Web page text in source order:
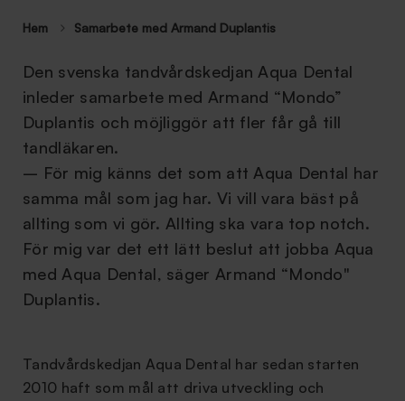
Hem Samarbete med Armand Duplantis
Den svenska tandvårdskedjan Aqua Dental
inleder samarbete med Armand “Mondo”
Duplantis och möjliggör att fler får gå till
tandläkaren.
– För mig känns det som att Aqua Dental har
samma mål som jag har. Vi vill vara bäst på
allting som vi gör. Allting ska vara top notch.
För mig var det ett lätt beslut att jobba Aqua
med Aqua Dental, säger Armand “Mondo"
Duplantis.
Tandvårdskedjan Aqua Dental har sedan starten
2010 haft som mål att driva utveckling och